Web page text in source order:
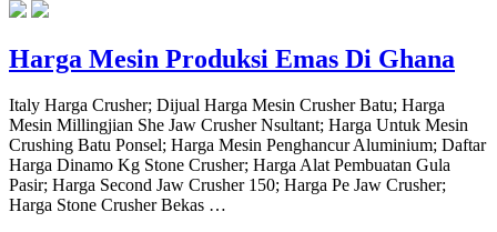
Harga Mesin Produksi Emas Di Ghana
Italy Harga Crusher; Dijual Harga Mesin Crusher Batu; Harga
Mesin Millingjian She Jaw Crusher Nsultant; Harga Untuk Mesin
Crushing Batu Ponsel; Harga Mesin Penghancur Aluminium; Daftar
Harga Dinamo Kg Stone Crusher; Harga Alat Pembuatan Gula
Pasir; Harga Second Jaw Crusher 150; Harga Pe Jaw Crusher;
Harga Stone Crusher Bekas …